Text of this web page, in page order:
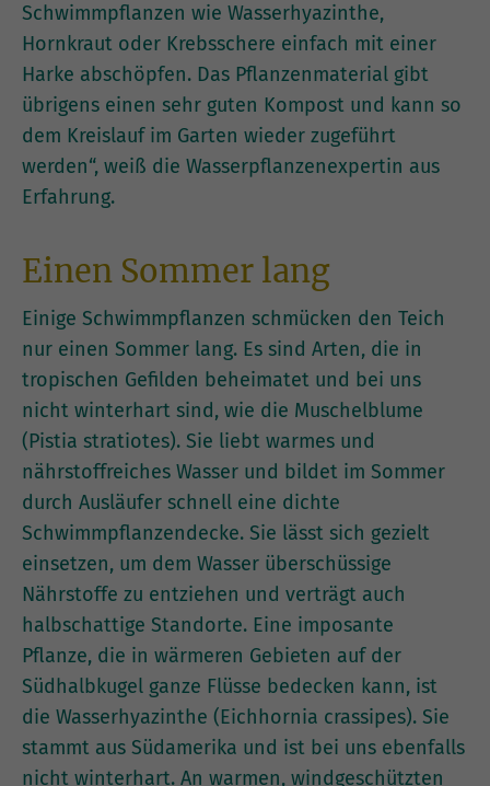
Schwimmpflanzen wie Wasserhyazinthe,
Hornkraut oder Krebsschere einfach mit einer
Harke abschöpfen. Das Pflanzenmaterial gibt
übrigens einen sehr guten Kompost und kann so
dem Kreislauf im Garten wieder zugeführt
werden“, weiß die Wasserpflanzenexpertin aus
Erfahrung.
Einen Sommer lang
Einige Schwimmpflanzen schmücken den Teich
nur einen Sommer lang. Es sind Arten, die in
tropischen Gefilden beheimatet und bei uns
nicht winterhart sind, wie die Muschelblume
(Pistia stratiotes). Sie liebt warmes und
nährstoffreiches Wasser und bildet im Sommer
durch Ausläufer schnell eine dichte
Schwimmpflanzendecke. Sie lässt sich gezielt
einsetzen, um dem Wasser überschüssige
Nährstoffe zu entziehen und verträgt auch
halbschattige Standorte. Eine imposante
Pflanze, die in wärmeren Gebieten auf der
Südhalbkugel ganze Flüsse bedecken kann, ist
die Wasserhyazinthe (Eichhornia crassipes). Sie
stammt aus Südamerika und ist bei uns ebenfalls
nicht winterhart. An warmen, windgeschützten